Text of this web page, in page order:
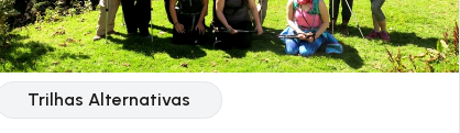
Trilhas Alternativas